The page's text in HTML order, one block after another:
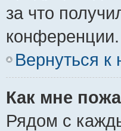
за что
конференции.
Вернуться к
Как мне
Рядом с